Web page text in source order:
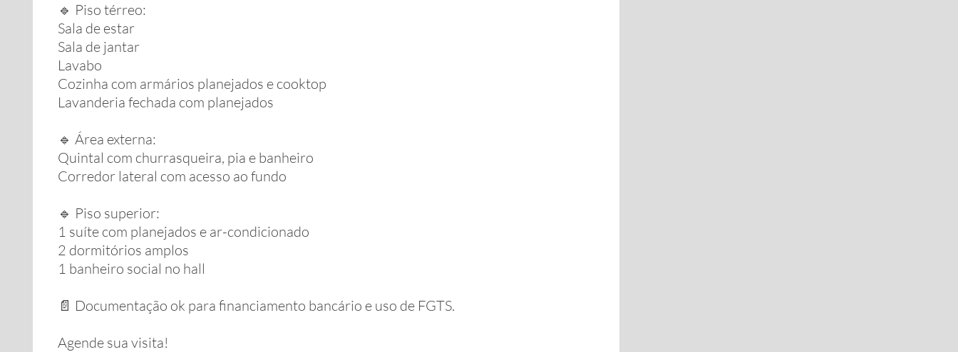
🔹 Piso térreo:
Sala de estar
Sala de jantar
Lavabo
Cozinha com armários planejados e cooktop
Lavanderia fechada com planejados
🔹 Área externa:
Quintal com churrasqueira, pia e banheiro
Corredor lateral com acesso ao fundo
🔹 Piso superior:
1 suíte com planejados e ar-condicionado
2 dormitórios amplos
1 banheiro social no hall
📄 Documentação ok para financiamento bancário e uso de FGTS.
Agende sua visita!